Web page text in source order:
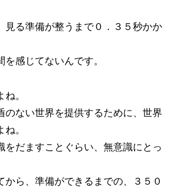
見る準備が整うまで０．３５秒かか
感じてないんです。
。
のない世界を提供するために、世界
。
をだますことぐらい、無意識にとっ
から、準備ができるまでの、３５０